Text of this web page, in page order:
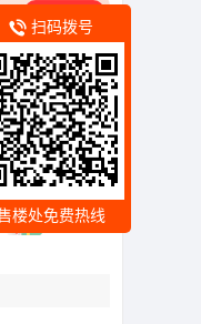
领取
全部户型
扫码拨号
楼处免费热线